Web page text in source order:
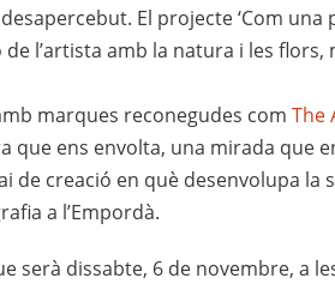
El projecte ‘Com una
l’artista amb la natura i les
marques reconegudes com The
que ens envolta, una mirada que
creació en què desenvolupa
a l’Empordà.
serà dissabte, 6 de novembre, a